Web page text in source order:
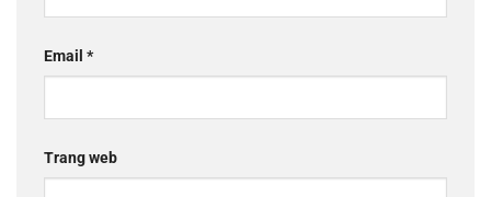
Email *
Trang web